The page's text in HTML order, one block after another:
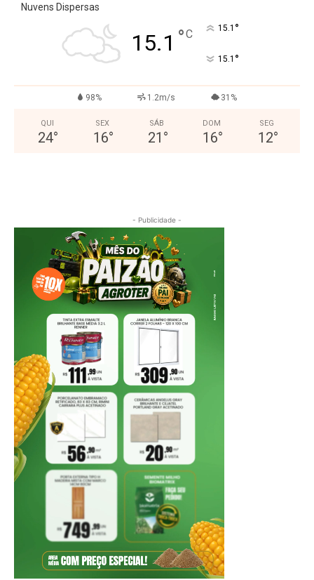
Nuvens Dispersas
15.1 °C 15.1 °
15.1 °
98% 1.2m/s 31%
QUI
24°
SEX
16°
SÁB
21 °
DOM
16°
SEG
12°
- Publicidade -